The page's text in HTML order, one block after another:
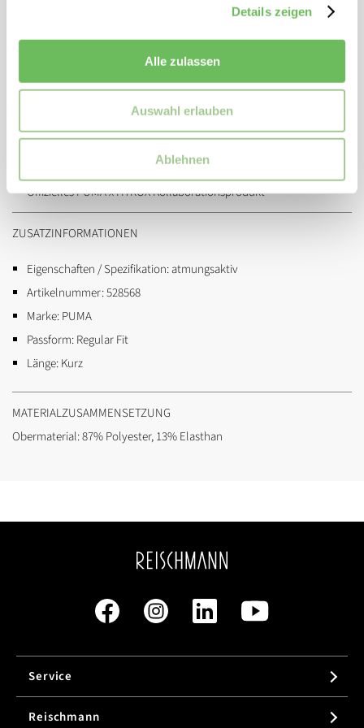
Details zeigen
Alle zulassen
Auswahl erlauben
Ablehnen
PWRMODE mit DryElite-Technologie für optimale
Reguläre Länge mit mittlerer Bundhöhe
Mindestens 50 % recycelte Materialien
Offizielles PUMA x HYROX Kollaborationsprodukt
ZUSATZINFORMATIONEN
Eigenschaften / Spezifikation:atmungsaktiv
Artikelnummer:528568
Marke:PUMA
Passform:Regular Fit
Länge:Kurz
MATERIALZUSAMMENSETZUNG
Obermaterial: 87% Polyester, 13% Elasthan
Service
Reischmann